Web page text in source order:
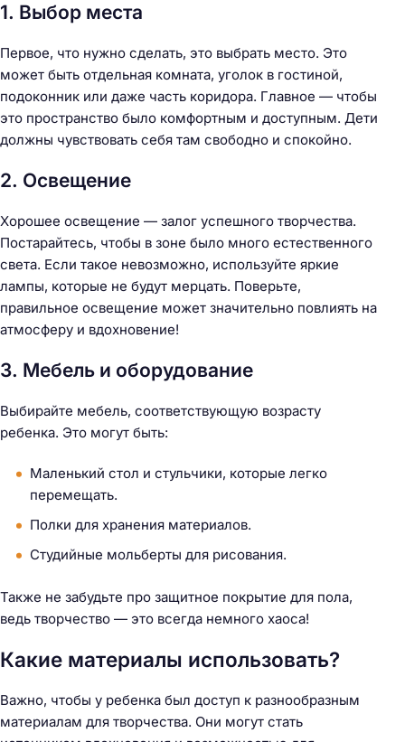
1. Выбор места
Первое, что нужно сделать, это выбрать место. Это
может быть отдельная комната, уголок в гостиной,
подоконник или даже часть коридора. Главное — чтобы
это пространство было комфортным и доступным. Дети
должны чувствовать себя там свободно и спокойно.
2. Освещение
Хорошее освещение — залог успешного творчества.
Постарайтесь, чтобы в зоне было много естественного
света. Если такое невозможно, используйте яркие
лампы, которые не будут мерцать. Поверьте,
правильное освещение может значительно повлиять на
атмосферу и вдохновение!
3. Мебель и оборудование
Выбирайте мебель, соответствующую возрасту
ребенка. Это могут быть:
Маленький стол и стульчики, которые легко
перемещать.
Полки для хранения материалов.
Студийные мольберты для рисования.
Также не забудьте про защитное покрытие для пола,
ведь творчество — это всегда немного хаоса!
Какие материалы использовать?
Важно, чтобы у ребенка был доступ к разнообразным
материалам для творчества. Они могут стать